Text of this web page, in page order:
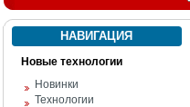
НАВИГАЦИЯ
Новые технологии
Новинки
Технологии